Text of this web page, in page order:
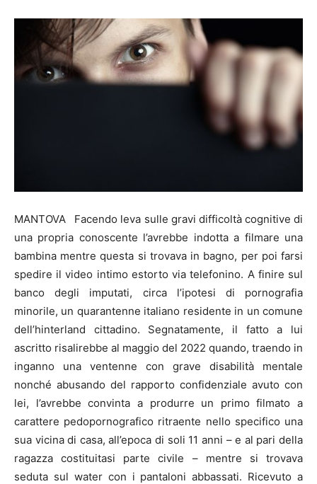
MANTOVA Facendo leva sulle gravi difficoltà cognitive di
una propria conoscente l’avrebbe indotta a filmare una
bambina mentre questa si trovava in bagno, per poi farsi
spedire il video intimo estorto via telefonino. A finire sul
banco degli imputati, circa l’ipotesi di pornografia
minorile, un quarantenne italiano residente in un comune
dell’hinterland cittadino. Segnatamente, il fatto a lui
ascritto risalirebbe al maggio del 2022 quando, traendo in
inganno una ventenne con grave disabilità mentale
nonché abusando del rapporto confidenziale avuto con
lei, l’avrebbe convinta a produrre un primo filmato a
carattere pedopornografico ritraente nello specifico una
sua vicina di casa, all’epoca di soli 11 anni – e al pari della
ragazza costituitasi parte civile – mentre si trovava
seduta sul water con i pantaloni abbassati. Ricevuto a